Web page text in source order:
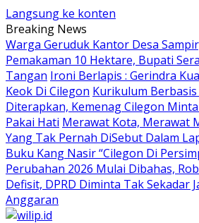
Langsung ke konten
Breaking News
Warga Geruduk Kantor Desa
Pemakaman 10 Hektare, Bupati
Tangan Ironi Berlapis : Gerindra
Keok Di Cilegon Kurikulum
Diterapkan, Kemenag Cilegon
Pakai Hati Merawat Kota, Merawat
Yang Tak Pernah DiSebut Dalam
Buku Kang Nasir “Cilegon Di
Perubahan 2026 Mulai Dibahas,
Defisit, DPRD Diminta Tak Sekadar
Anggaran